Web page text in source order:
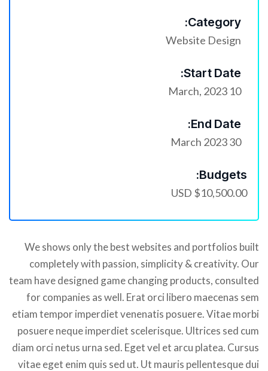
Category:
Website Design
Start Date:
10 March, 2023
End Date:
30 March 2023
Budgets:
$10,500.00 USD
We shows only the best websites and portfolios built
completely with passion, simplicity & creativity. Our
team have designed game changing products, consulted
for companies as well. Erat orci libero maecenas sem
etiam tempor imperdiet venenatis posuere. Vitae morbi
posuere neque imperdiet scelerisque. Ultrices sed cum
diam orci netus urna sed. Eget vel et arcu platea. Cursus
vitae eget enim quis sed ut. Ut mauris pellentesque dui